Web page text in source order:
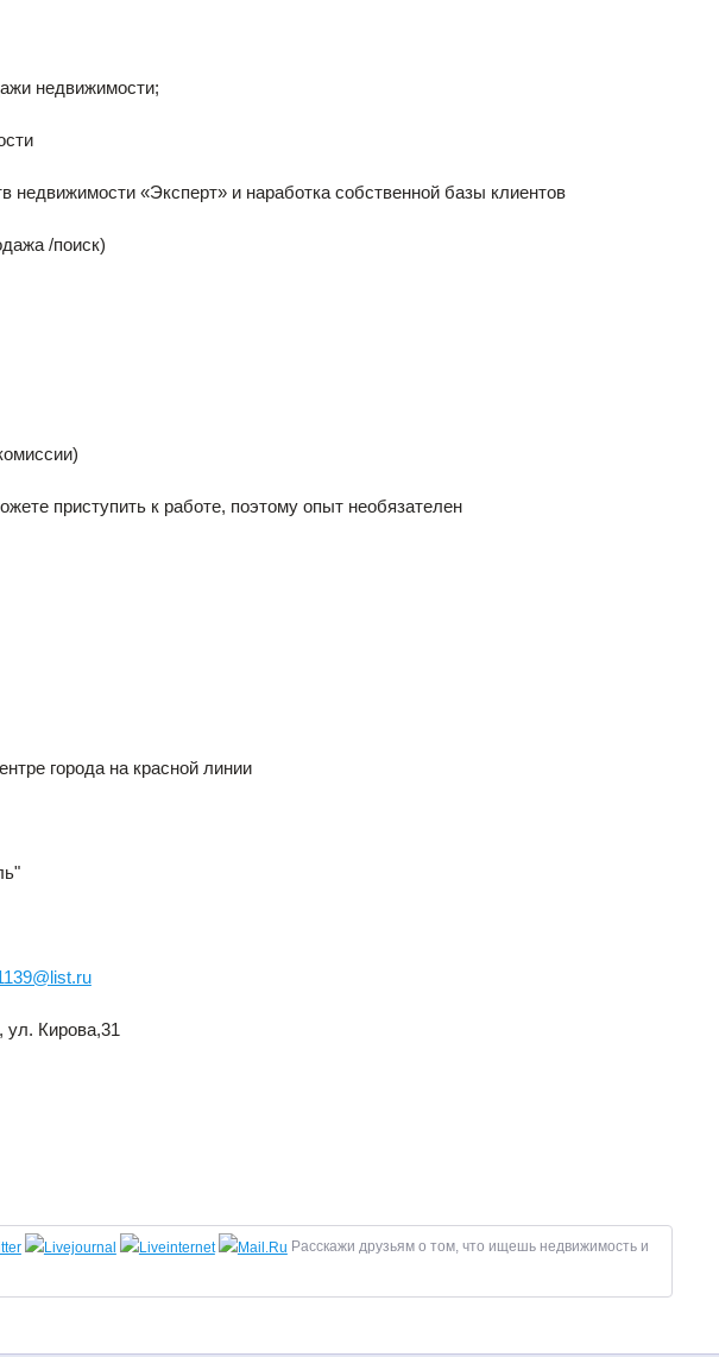
недвижимости;
недвижимости «Эксперт» и наработка собственной базы клиентов
/поиск)
приступить к работе, поэтому опыт необязателен
города на красной линии
ул. Кирова,31
Расскажи друзьям о том, что ищешь недвижимость и